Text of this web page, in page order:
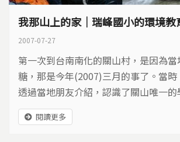
我那山上的家｜瑞峰國小的環境教
2007-07-27
第一次到台南南化的關山村，是因為
糖，那是今年(2007)三月的事了。當
透過當地朋友介紹，認識了關山唯一
小。而接待我們的，是教導主任林瑞崑
情，也是位生態專家。當晚，他心血來
閱讀更多